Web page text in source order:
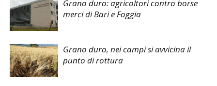
Grano duro: agricoltori contro borse
merci di Bari e Foggia
Grano duro, nei campi si avvicina il
punto di rottura